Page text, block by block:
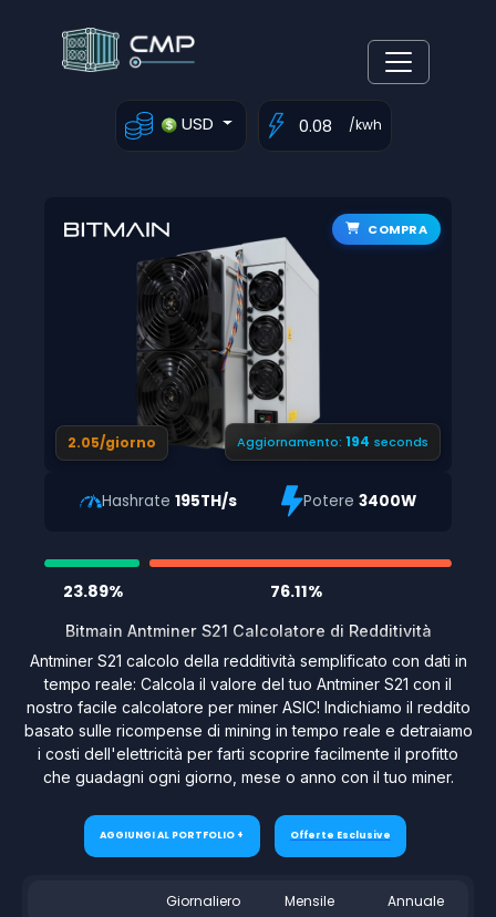
USD /kwh
COMPRA
2.05/giorno Aggiornamento:193 seconds
Hashrate195TH/s Potere 3400W
23.89% 76.11%
Bitmain Antminer S21 Calcolatore di Redditività
Antminer S21 calcolo della redditività semplificato con dati in
tempo reale: Calcola il valore del tuo Antminer S21 con il
nostro facile calcolatore per miner ASIC! Indichiamo il reddito
basato sulle ricompense di mining in tempo reale e detraiamo
i costi dell'elettricità per farti scoprire facilmente il profitto
che guadagni ogni giorno, mese o anno con il tuo miner.
AGGIUNGI AL PORTFOLIO + Offerte Esclusive
Giornaliero Mensile Annuale